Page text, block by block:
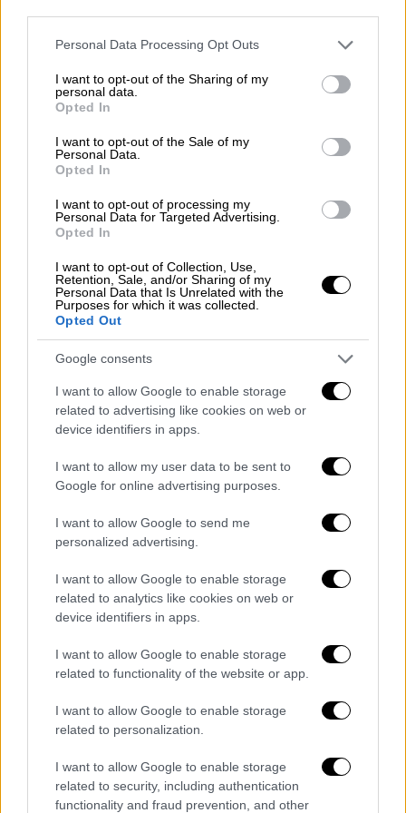
Please note that this website/app uses one or more Google
not limited to your visit or usage behaviour. You may click to
grant or deny consent to Google and its third-party tags to
use your data for below specified purposes in below Google
consent section.
Personal Data Processing Opt Outs
I want to opt-out of the Sharing of my
personal data.
Opted In
I want to opt-out of the Sale of my
Personal Data.
Opted In
I want to opt-out of processing my
Personal Data for Targeted Advertising.
Opted In
I want to opt-out of Collection, Use,
Retention, Sale, and/or Sharing of my
Personal Data that Is Unrelated with the
Purposes for which it was collected.
Opted Out
Google consents
I want to allow Google to enable storage
related to advertising like cookies on web or
device identifiers in apps.
I want to allow my user data to be sent to
Google for online advertising purposes.
I want to allow Google to send me
personalized advertising.
I want to allow Google to enable storage
related to analytics like cookies on web or
device identifiers in apps.
I want to allow Google to enable storage
related to functionality of the website or app.
I want to allow Google to enable storage
related to personalization.
I want to allow Google to enable storage
related to security, including authentication
functionality and fraud prevention, and other
Giannis Antetokounmpo sat on the
bench, devastated after the loss, but
Thanasis came through to lift him up
✊❤️pic.twitter.com/4CqbxcjH7J
January 24, 2026
Σε περίπτωση που ο Αντετοκούνμπο
παραμείνει εκτός για διάστημα μεγαλύτερο
των τεσσάρων εβδομάδων,
δυσκολευτούν να διαχειριστούν τη φετινή
σεζόν. Η ομάδα βρίσκεται στην 11η θέση με
18-26, πίσω από τους Χοκς (10οι, 22-25) και
τους Μπουλς (9οι, 22-22). Παράλληλα, ο σταρ
των Μπακςδεν θα είναι πλέον eligible για τα
βραβεία της χρονιάς, με αποτέλεσμα να
σταματήσει το εννιάχρονο σερί του στις
κορυφαίες πεντάδες του NBA
OH NO: Giannis Antetokounmpo has
suffered a non-contact leg injury
He briefly went back to the locker
Hope everything is alright 🙏
— CourtSideHeat (@CourtSideHeat)
January 24, 2026
Ακόμη και στο πιο αισιόδοξο σενάριο, με
επιστροφή στα τέλη Φεβρουαρίου,
Αντετοκούνμπο θα χάσει το All-Star Game